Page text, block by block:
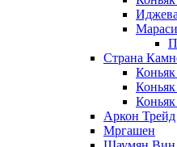
Мараси
Страна
Аркон Трейд
Мргашен